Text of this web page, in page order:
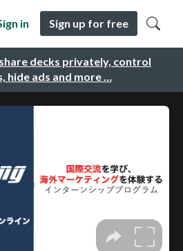
decks privately, control
hide ads and more …
in Sign up for free